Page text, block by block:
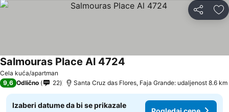
Deli
Cela kuća/apartman
Salmouras Place Al 4724
9,6 Odlično 22 Santa Cruz das Flores, Faja Grande: udaljenost 8.6 km
Izaberi datume da bi se prikazale